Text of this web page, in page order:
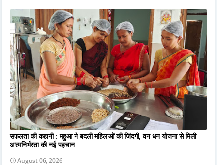
सफलता की कहानी : महुआ ने बदली महिलाओं की जिंदगी, वन धन योजना से मिली
आत्मनिर्भरता की नई पहचान
August 06, 2026